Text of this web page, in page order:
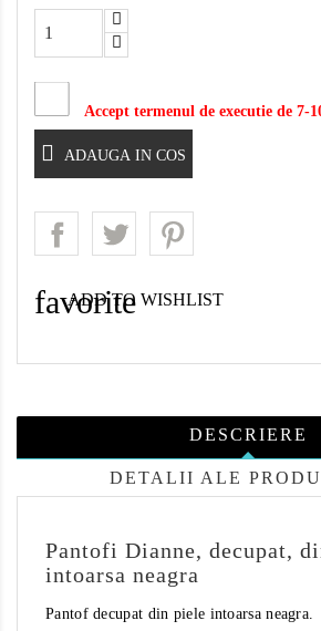
Accept termenul de executie de 7-
ADAUGA IN COS
favorite
ADD TO WISHLIST
DESCRIERE
DETALII ALE
Pantofi Dianne, decupat,
intoarsa neagra
Pantof decupat din piele intoarsa neagra.